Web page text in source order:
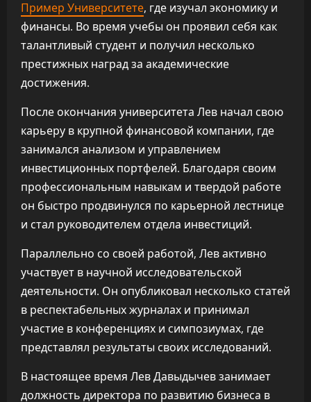
Пример Университете, где изучал экономику и
финансы. Во время учебы он проявил себя как
талантливый студент и получил несколько
престижных наград за академические
достижения.
После окончания университета Лев начал свою
карьеру в крупной финансовой компании, где
занимался анализом и управлением
инвестиционных портфелей. Благодаря своим
профессиональным навыкам и твердой работе
он быстро продвинулся по карьерной лестнице
и стал руководителем отдела инвестиций.
Параллельно со своей работой, Лев активно
участвует в научной исследовательской
деятельности. Он опубликовал несколько статей
в респектабельных журналах и принимал
участие в конференциях и симпозиумах, где
представлял результаты своих исследований.
В настоящее время Лев Давыдычев занимает
должность директора по развитию бизнеса в